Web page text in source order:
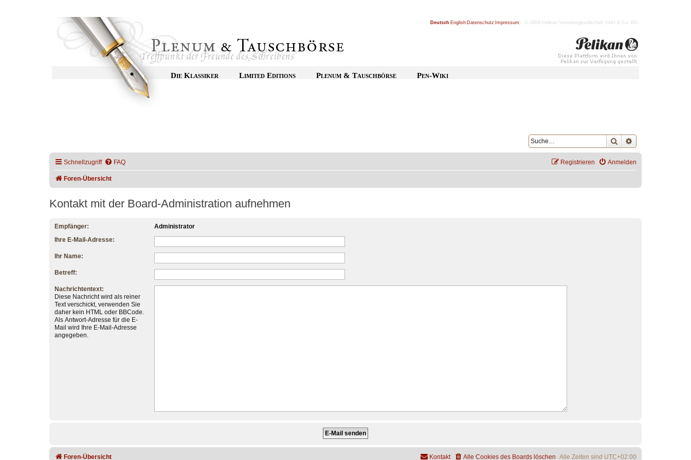
Deutsch English Datenschutz Impressum | © 2009 Pelikan Vertriebsgesellschaft mbH & Co. KG
Die Klassiker Limited Editions Plenum & Tauschbörse Pen-Wiki
Suche
Schnellzugriff FAQ Anmelden
Registrieren
Foren-Übersicht
Kontakt mit der Board-Administration aufnehmen
Empfänger:
Administrator
Ihre E-Mail-Adresse:
Ihr Name:
Betreff:
Nachrichtentext:
Diese Nachricht wird als reiner
Text verschickt, verwenden Sie
daher kein HTML oder BBCode.
Als Antwort-Adresse für die E-
Mail wird Ihre E-Mail-Adresse
angegeben.
Foren-Übersicht Alle Zeiten sind UTC+02:00
Alle Cookies des Boards löschen
Kontakt